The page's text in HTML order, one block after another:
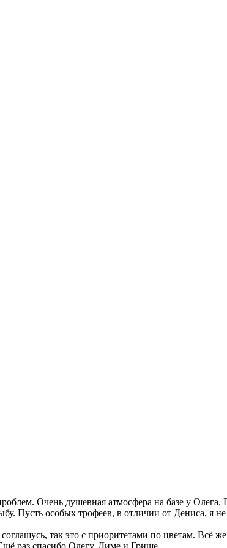
Очень душевная атмосфера на базе у Олега.
Пусть особых трофеев, в отличии от Дениса, я
так это с приоритетами по цветам. Всё
раз спасибо Олегу, Диме и Грише.